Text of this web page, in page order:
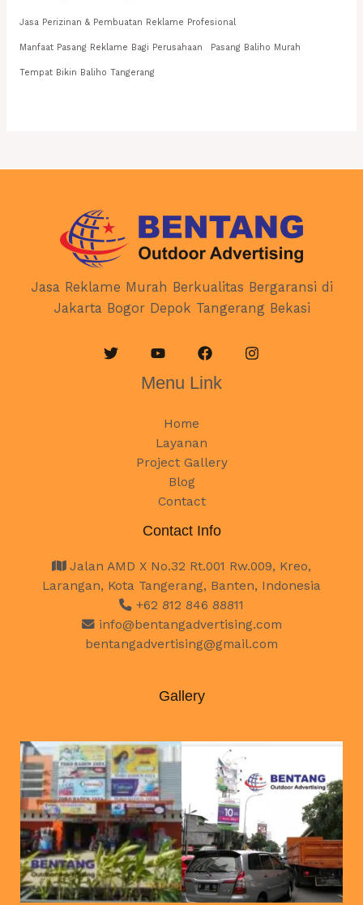
Jasa Perizinan & Pembuatan Reklame Profesional
Manfaat Pasang Reklame Bagi Perusahaan Pasang Baliho Murah
Tempat Bikin Baliho Tangerang
Jasa Reklame Murah Berkualitas Bergaransi di
Jakarta Bogor Depok Tangerang Bekasi
Menu Link
Home
Layanan
Project Gallery
Blog
Contact
Contact Info
Jalan AMD X No.32 Rt.001 Rw.009, Kreo,
Larangan, Kota Tangerang, Banten, Indonesia
+62 812 846 88811
info@bentangadvertising.com
bentangadvertising@gmail.com
Gallery